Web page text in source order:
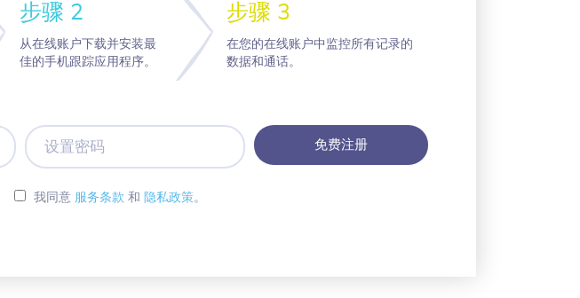
步骤 2
从在线账户下载并安装最
佳的手机跟踪应用程序。
步骤 3
在您的在线账户中监控所有记录的
数据和通话。
设
置
密
码
我同意 服务条款 和 隐私政策。